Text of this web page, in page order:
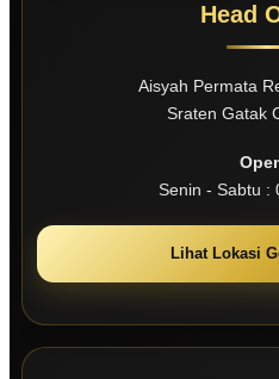
Head
Aisyah Permata
Sraten Gatak
Senin - Sabtu :
Lihat Lokasi